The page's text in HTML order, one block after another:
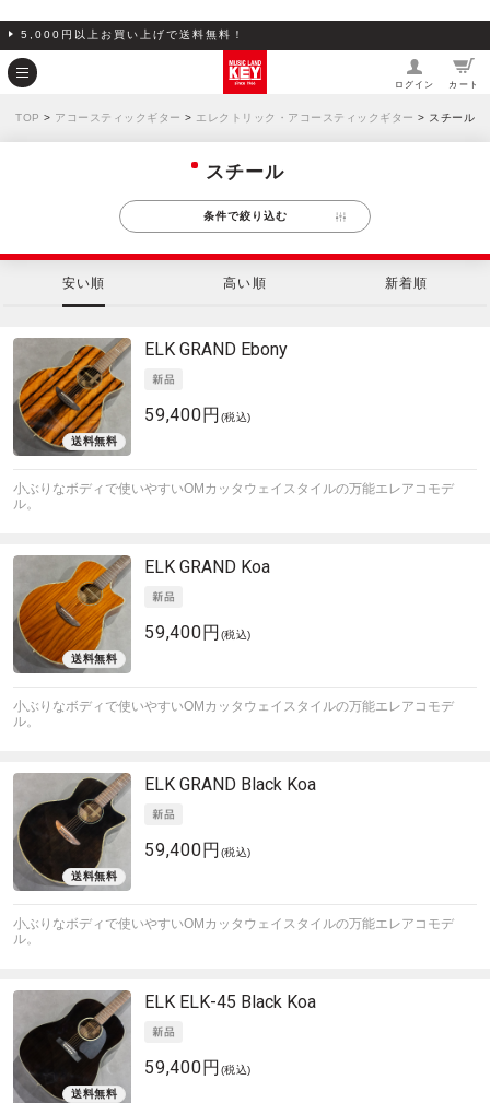
5,000円以上お買い上げで送料無料！
ログイン カート
TOP > アコースティックギター > エレクトリック・アコースティックギター > スチール
スチール
条件で絞り込む
安い順 高い順 新着順
ELK GRAND Ebony
59,400円 (税込)
小ぶりなボディで使いやすいOMカッタウェイスタイルの万能エレアコモデ
ル。
ELK GRAND Koa
59,400円 (税込)
小ぶりなボディで使いやすいOMカッタウェイスタイルの万能エレアコモデ
ル。
ELK GRAND Black Koa
59,400円 (税込)
小ぶりなボディで使いやすいOMカッタウェイスタイルの万能エレアコモデ
ル。
ELK ELK-45 Black Koa
59,400円 (税込)